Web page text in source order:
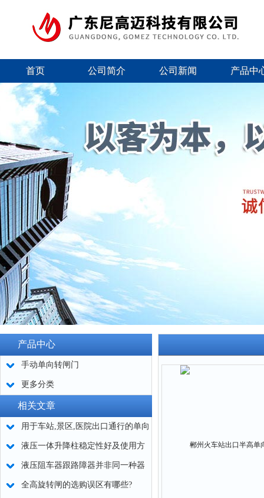
首页 公司简介 公司新闻 产品中
产品中心
手动单向转闸门
更多分类
相关文章
用于车站,景区,医院出口通行的单向
门怎么选择？
液压一体升降柱稳定性好及使用方
便
液压阻车器跟路障器并非同一种器
材
全高旋转闸的选购误区有哪些?